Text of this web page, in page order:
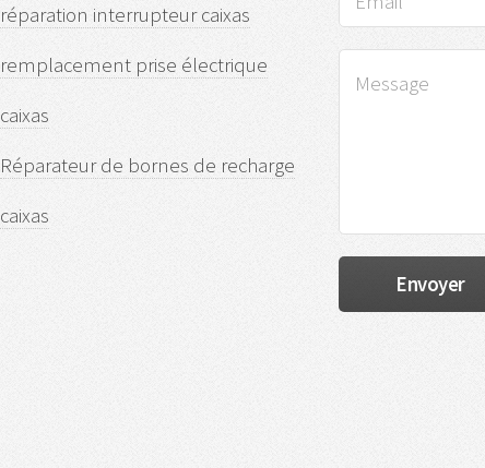
réparation interrupteur caixas
remplacement prise électrique
caixas
Réparateur de bornes de recharge
caixas